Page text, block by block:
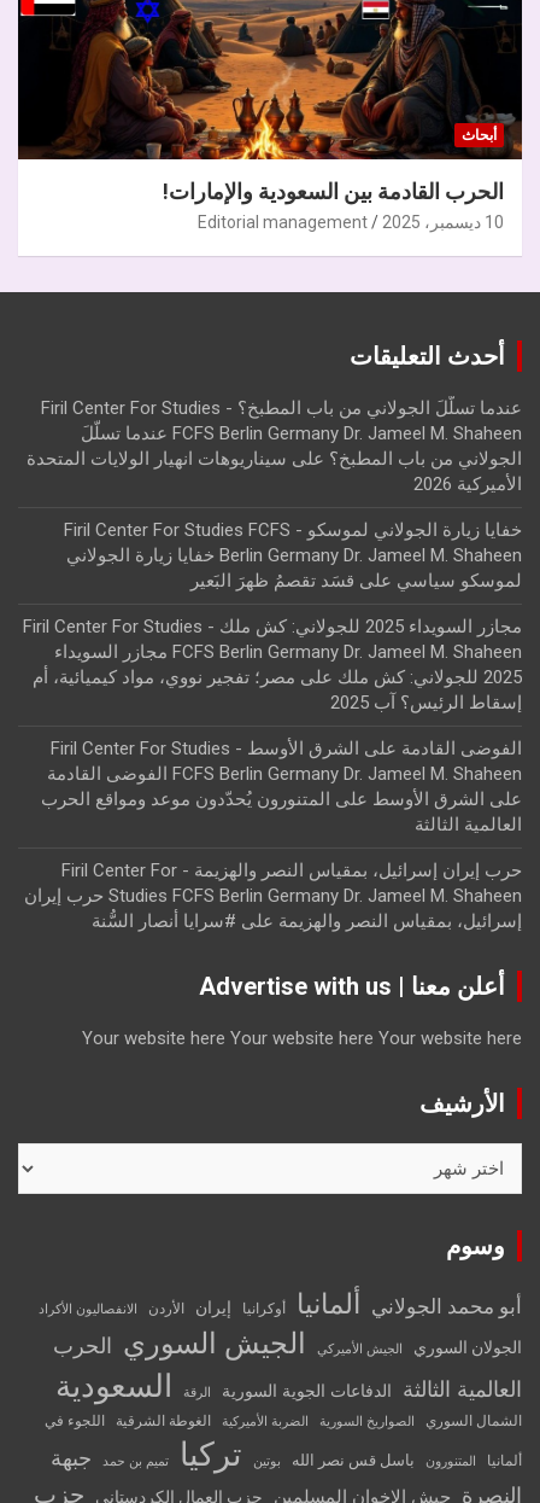
أبحاث
الحرب القادمة بين السعودية والإمارات!
10 ديسمبر، 2025 Editorial management
أحدث التعليقات
عندما تسلّلَ الجولاني من باب المطبخ؟ - Firil Center For Studies
FCFS Berlin Germany Dr. Jameel M. Shaheen عندما تسلّلَ
الجولاني من باب المطبخ؟ على سيناريوهات انهيار الولايات المتحدة
الأميركية 2026
خفايا زيارة الجولاني لموسكو - Firil Center For Studies FCFS
Berlin Germany Dr. Jameel M. Shaheen خفايا زيارة الجولاني
لموسكو سياسي على قسَد تقصمُ ظهرَ البَعير
مجازر السويداء 2025 للجولاني: كش ملك - Firil Center For Studies
FCFS Berlin Germany Dr. Jameel M. Shaheen مجازر السويداء
2025 للجولاني: كش ملك
على مصر؛ تفجير نووي، مواد كيميائية، أم
إسقاط الرئيس؟ آب 2025
الفوضى القادمة على الشرق الأوسط - Firil Center For Studies
FCFS Berlin Germany Dr. Jameel M. Shaheen الفوضى القادمة
على الشرق الأوسط على
المتنورون يُحدّدون موعد ومواقع الحرب
العالمية الثالثة
حرب إيران إسرائيل، بمقياس النصر والهزيمة - Firil Center For
Studies FCFS Berlin Germany Dr. Jameel M. Shaheen حرب إيران
إسرائيل، بمقياس النصر والهزيمة على #سرايا أنصار السُّنة
أعلن معنا | Advertise with us
Your website here Your website here Your website here
الأرشيف
وسوم
أبو محمد الجولاني ألمانيا أوكرانيا إيران الأردن الانفصاليون الأكراد
الجولان السوري الجيش الأميركي الجيش السوري الحرب
العالمية الثالثة
الدفاعات الجوية السورية الرقة السعودية
الشمال السوري الصواريخ السورية الضربة الأميركية الغوطة الشرقية اللجوء في
ألمانيا المتنورون باسل قس نصر الله بوتين تركيا تميم بن حمد
جبهة
النصرة
جيش الإخوان المسلمين حزب العمال الكردستاني حزب